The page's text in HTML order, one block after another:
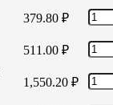
379.80 ₽
511.00 ₽
1,550.20 ₽